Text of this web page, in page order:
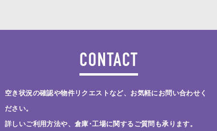
CONTACT
空き状況の確認や物件リクエストなど、お気軽にお問い合わせく
ださい。
詳しいご利用方法や、倉庫･工場に関するご質問も承ります。